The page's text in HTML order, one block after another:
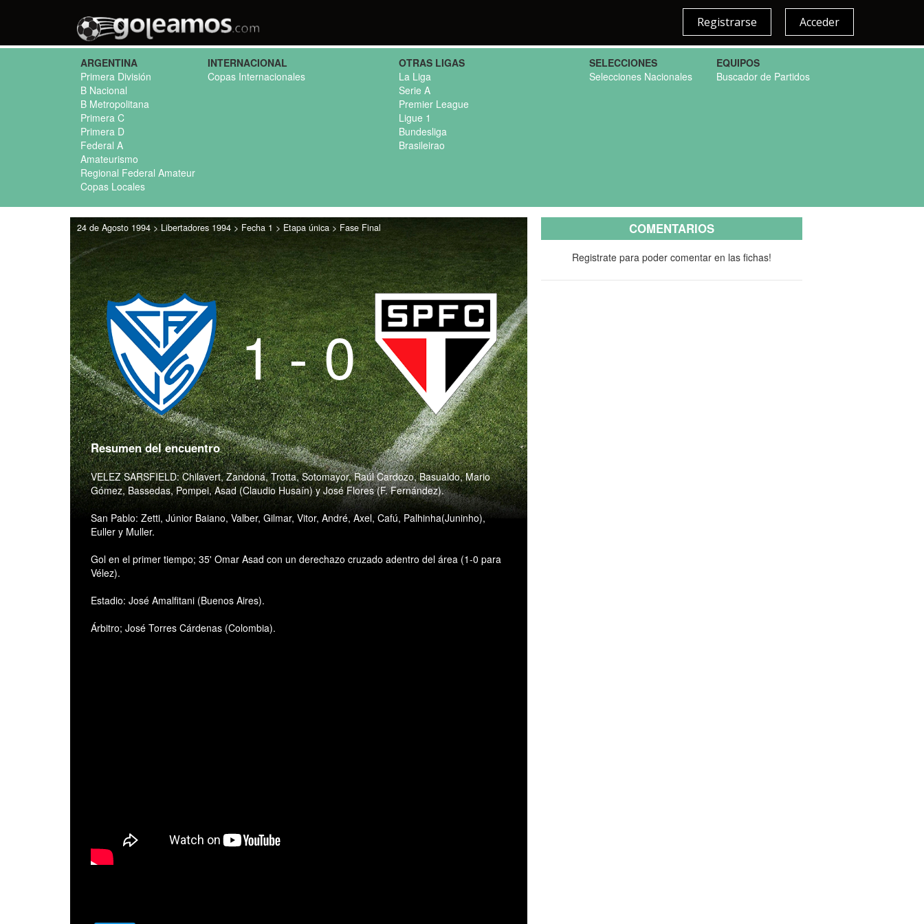
Acceder
Registrarse
ARGENTINA
Primera División
B Nacional
B Metropolitana
Primera C
Primera D
Federal A
Amateurismo
Regional Federal Amateur
Copas Locales
INTERNACIONAL
Copas Internacionales
OTRAS LIGAS
La Liga
Serie A
Premier League
Ligue 1
Bundesliga
Brasileirao
SELECCIONES
Selecciones Nacionales
EQUIPOS
Buscador de Partidos
24 de Agosto 1994 > Libertadores 1994 > Fecha 1 > Etapa única > Fase Final
1 - 0
Resumen del encuentro
VELEZ SARSFIELD: Chilavert, Zandoná, Trotta, Sotomayor, Raúl Cardozo, Basualdo, Mario
Gómez, Bassedas, Pompei, Asad (Claudio Husaín) y José Flores (F. Fernández).
San Pablo: Zetti, Júnior Baiano, Valber, Gilmar, Vitor, André, Axel, Cafú, Palhinha(Juninho),
Euller y Muller.
Gol en el primer tiempo; 35' Omar Asad con un derechazo cruzado adentro del área (1-0 para
Vélez).
Estadio: José Amalfitani (Buenos Aires).
Árbitro; José Torres Cárdenas (Colombia).
COMENTARIOS
Registrate para poder comentar en las fichas!